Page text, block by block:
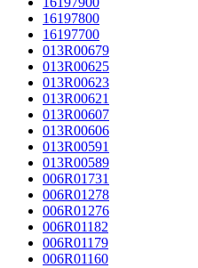
16197800
16197700
013R00679
013R00625
013R00623
013R00621
013R00607
013R00606
013R00591
013R00589
006R01731
006R01278
006R01276
006R01182
006R01179
006R01160